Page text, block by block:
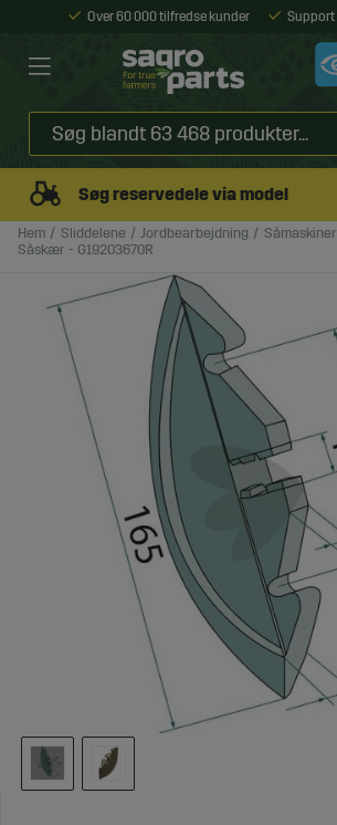
Over 60 000 tilfredse kunder Support
Søg reservedele via model
Hem Sliddelene Jordbearbejdning
Såmaskiner
Såskær - G19203670R